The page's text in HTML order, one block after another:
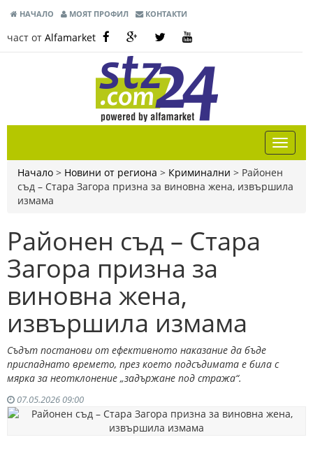
НАЧАЛО МОЯТ ПРОФИЛ КОНТАКТИ
част от Alfamarket
Начало > Новини от региона > Криминални > Районен
съд – Стара Загора призна за виновна жена, извършила
измама
Районен съд – Стара
Загора призна за
виновна жена,
извършила измама
Съдът постанови от ефективното наказание да бъде
приспаднато времето, през което подсъдимата е била с
мярка за неотклонение „задържане под стража“.
07.05.2026 09:00